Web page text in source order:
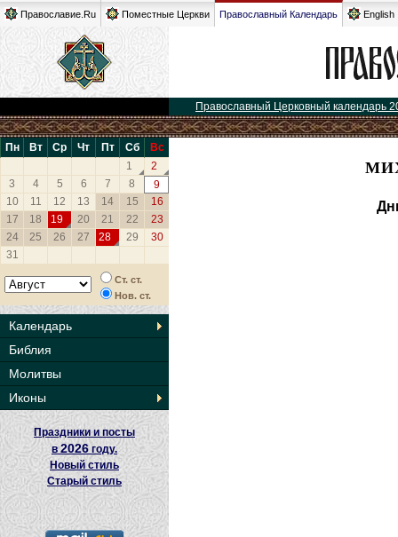
Православие.Ru Поместные Церкви Православный Календарь English
Православный Церковный календарь
Пн Вт Ср Чт Пт Сб
Вс
1
2
3
4 5 6 7 8
9
10
11 12 13 14 15
16
17
18 19 20 21 22
23
24
25 26 27 28 29
30
31
Ст. ст.
Нов. ст.
Календарь
Библия
Молитвы
Иконы
Праздники и посты
в2026 году.
Новый стиль
Старый стиль